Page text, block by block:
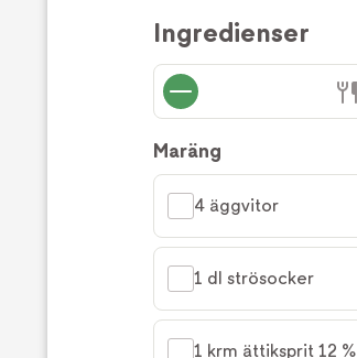
Ingredienser
Maräng
4 äggvitor
1 dl strösocker
1 krm ättiksprit 12 %